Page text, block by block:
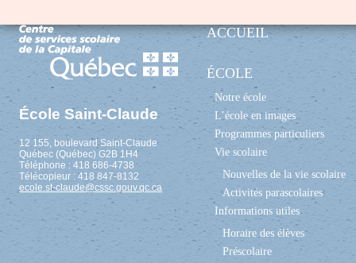
École Saint-Claude
12 155, boulevard Saint-Claude
Québec (Québec) G2B 1H4
Téléphone : 418 686-4738
Télécopieur : 418 847-8132
ecole.st-claude@cssc.gouv.qc.ca
ACCUEIL
ÉCOLE
Notre école
L’école en images
Programmes particuliers
Vie scolaire
Nouvelles de la vie scolaire
Activités parascolaires
Informations utiles
Horaire des élèves
Préscolaire